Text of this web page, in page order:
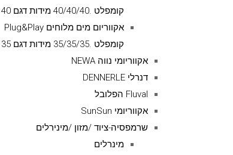
קומפלט .40/40/40 מידות דגם AM 40
אקווריום מים מלוחים Plug&Play
קומפלט .35/35/35 מידות דגם AM 35
אקווריומי נווה NEWA
דנרלי DENNERLE
Fluval הפלובל
אקווריומי SunSun
שרמפסיה-ציוד /מזון /מינירלים
מינרלים